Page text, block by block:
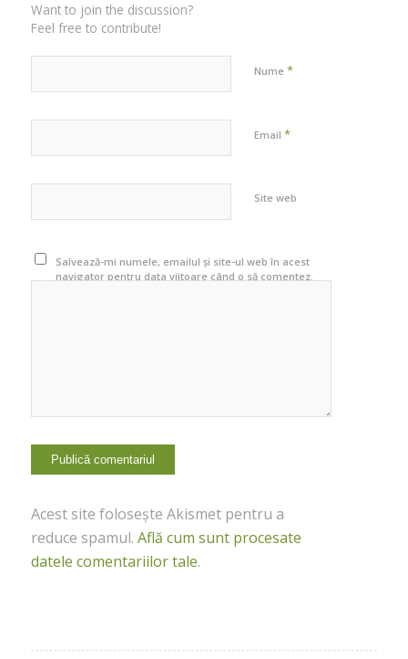
Want to join the discussion?
Feel free to contribute!
Nume *
Email *
Site web
Salvează-mi numele, emailul și site-ul web în acest
navigator pentru data viitoare când o să comentez.
Acest site folosește Akismet pentru a
reduce spamul. Află cum sunt procesate
datele comentariilor tale.